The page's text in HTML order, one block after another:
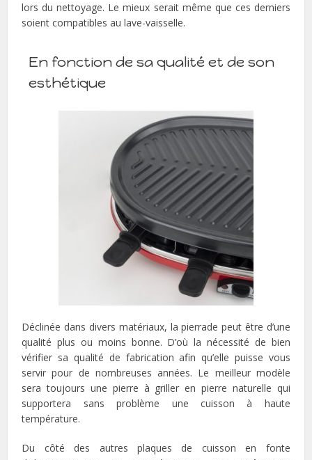
lors du nettoyage. Le mieux serait même que ces derniers
soient compatibles au lave-vaisselle.
En fonction de sa qualité et de son
esthétique
Déclinée dans divers matériaux, la pierrade peut être d’une
qualité plus ou moins bonne. D’où la nécessité de bien
vérifier sa qualité de fabrication afin qu’elle puisse vous
servir pour de nombreuses années. Le meilleur modèle
sera toujours une pierre à griller en pierre naturelle qui
supportera sans problème une cuisson à haute
température.
Du côté des autres plaques de cuisson en fonte